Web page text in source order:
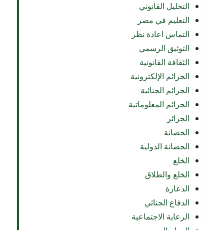
التحليل القانوني
التعليم في مصر
التماس اعادة نظر
التوثيق الرسمي
الثقافة القانونية
الجرائم الإلكترونية
الجرائم الجنائية
الجرائم المعلوماتية
الجزائر
الحضانة
الحضانة الدولية
الخلع
الخلع والطلاق
الدعارة
الدفاع الجنائي
الرعاية الاجتماعية